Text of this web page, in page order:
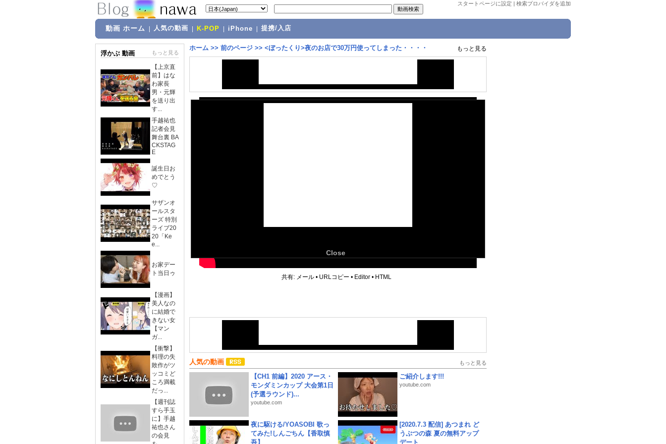
スタートページに設定 | 検索プロバイダを追加
動画 ホーム 人気の動画 K-POP iPhone 提携/入店
浮かぶ 動画 もっと見る
【上京直
前】はな
わ家長
男・元輝
を送り出
す...
手越祐也
記者会見
舞台裏 BA
CKSTAG
E
誕生日お
めでとう
♡
サザンオ
ールスタ
ーズ 特別
ライブ20
20「Ke
e...
お家デー
ト当日ゥ
【漫画】
美人なの
に結婚で
きない女
【マン
ガ...
【衝撃】
料理の失
敗作がツ
ッコミど
ころ満載
だっ...
【週刊誌
すら手玉
に】手越
祐也さん
の会見
ホーム >> 前のページ >> <ぼったくり>夜のお店で30万円使ってしまった・・・・ もっと見る
Close
共有: メール • URLコピー • Editor • HTML
人気の動画 もっと見る
【CH1 前編】2020 アース・
モンダミンカップ 大会第1日
(予選ラウンド)...
youtube.com
ご紹介します!!!
youtube.com
夜に駆ける/YOASOBI 歌っ
てみた!しんごちん【香取慎
吾】
[2020.7.3 配信] あつまれ ど
うぶつの森 夏の無料アップ
デート